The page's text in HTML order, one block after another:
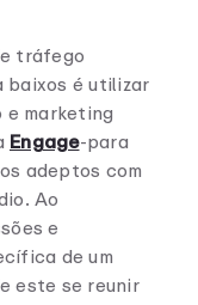
tráfego
é utilizar
e marketing
Engage-para
adeptos com
Ao
e
de um
este se reunir